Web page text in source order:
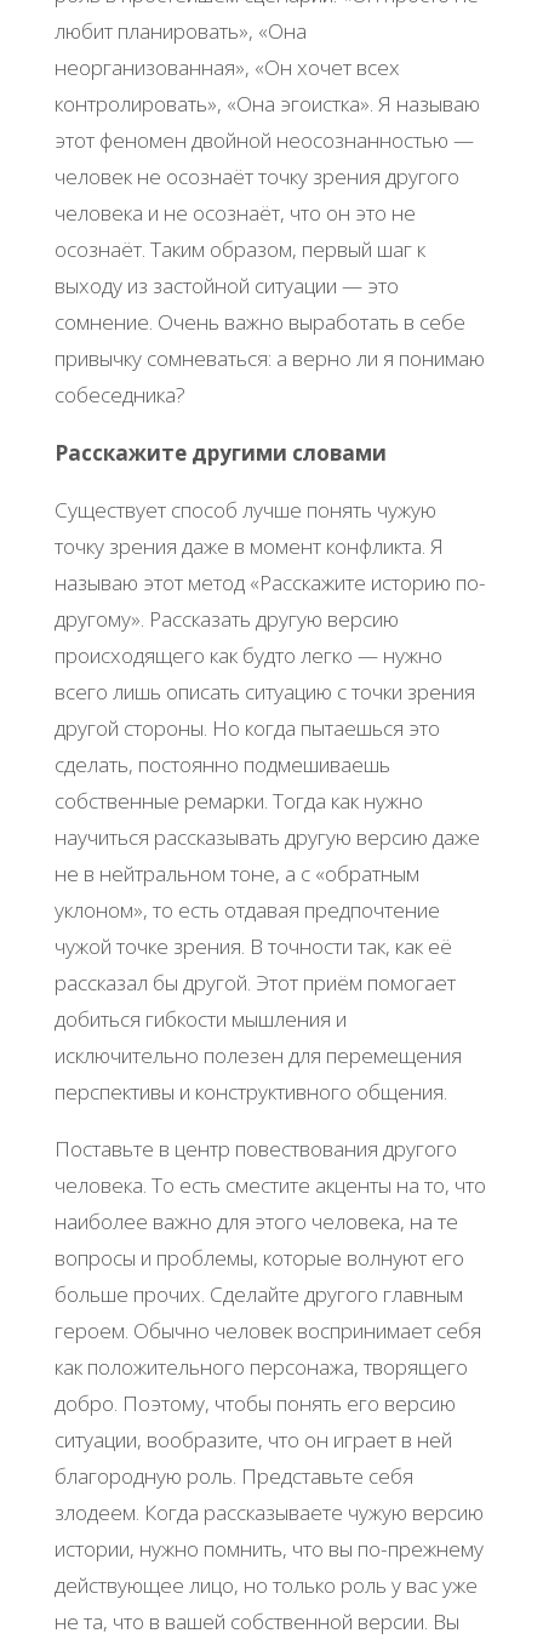
любит планировать», «Она
неорганизованная», «Он хочет всех
контролировать», «Она эгоистка». Я называю
этот феномен двойной неосознанностью —
человек не осознаёт точку зрения другого
человека и не осознаёт, что он это не
осознаёт. Таким образом, первый шаг к
выходу из застойной ситуации — это
сомнение. Очень важно выработать в себе
привычку сомневаться: а верно ли я понимаю
собеседника?
Расскажите другими словами
Существует способ лучше понять чужую
точку зрения даже в момент конфликта. Я
называю этот метод «Расскажите историю по-
другому». Рассказать другую версию
происходящего как будто легко — нужно
всего лишь описать ситуацию с точки зрения
другой стороны. Но когда пытаешься это
сделать, постоянно подмешиваешь
собственные ремарки. Тогда как нужно
научиться рассказывать другую версию даже
не в нейтральном тоне, а с «обратным
уклоном», то есть отдавая предпочтение
чужой точке зрения. В точности так, как её
рассказал бы другой. Этот приём помогает
добиться гибкости мышления и
исключительно полезен для перемещения
перспективы и конструктивного общения.
Поставьте в центр повествования другого
человека. То есть сместите акценты на то, что
наиболее важно для этого человека, на те
вопросы и проблемы, которые волнуют его
больше прочих. Сделайте другого главным
героем. Обычно человек воспринимает себя
как положительного персонажа, творящего
добро. Поэтому, чтобы понять его версию
ситуации, вообразите, что он играет в ней
благородную роль. Представьте себя
злодеем. Когда рассказываете чужую версию
истории, нужно помнить, что вы по-прежнему
действующее лицо, но только роль у вас уже
не та, что в вашей собственной версии. Вы